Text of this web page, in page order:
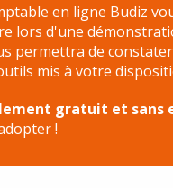
en ligne Budiz
lors d'une
permettra de
mis à votre
gratuit et sans
!